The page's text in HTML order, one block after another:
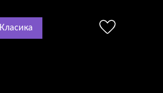
Класика